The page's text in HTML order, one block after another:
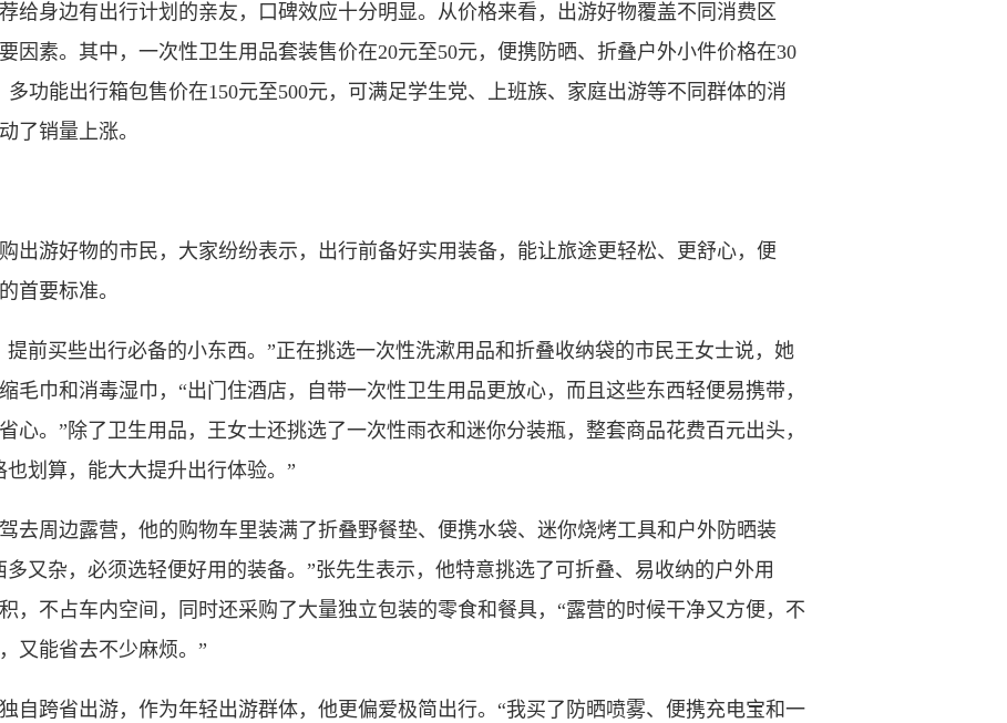
给身边有出行计划的亲友，口碑效应十分明显。从价格来看，出游好物覆盖不同消费区
因素。其中，一次性卫生用品套装售价在20元至50元，便携防晒、折叠户外小件价格在30
功能出行箱包售价在150元至500元，可满足学生党、上班族、家庭出游等不同群体的消
了销量上涨。
游好物的市民，大家纷纷表示，出行前备好实用装备，能让旅途更轻松、更舒心，便
首要标准。
买些出行必备的小东西。”正在挑选一次性洗漱用品和折叠收纳袋的市民王女士说，她
毛巾和消毒湿巾，“出门住酒店，自带一次性卫生用品更放心，而且这些东西轻便易携带，
心。”除了卫生用品，王女士还挑选了一次性雨衣和迷你分装瓶，整套商品花费百元出头，
划算，能大大提升出行体验。”
周边露营，他的购物车里装满了折叠野餐垫、便携水袋、迷你烧烤工具和户外防晒装
又杂，必须选轻便好用的装备。”张先生表示，他特意挑选了可折叠、易收纳的户外用
，不占车内空间，同时还采购了大量独立包装的零食和餐具，“露营的时候干净又方便，不
又能省去不少麻烦。”
跨省出游，作为年轻出游群体，他更偏爱极简出行。“我买了防晒喷雾、便携充电宝和一